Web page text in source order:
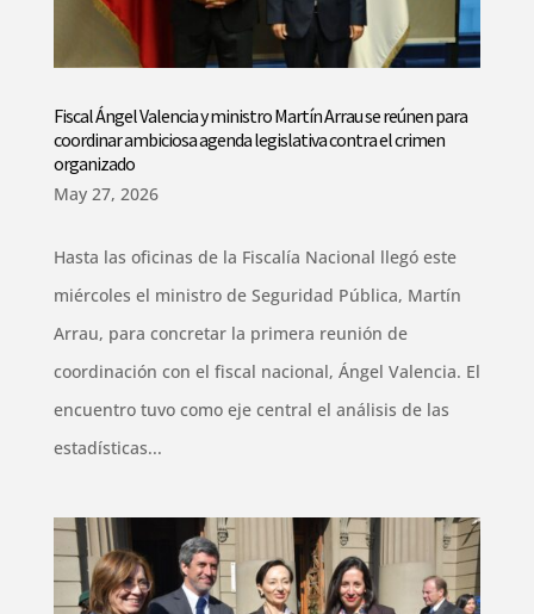
Fiscal Ángel Valencia y ministro Martín Arrau se reúnen para
coordinar ambiciosa agenda legislativa contra el crimen
organizado
May 27, 2026
Hasta las oficinas de la Fiscalía Nacional llegó este
miércoles el ministro de Seguridad Pública, Martín
Arrau, para concretar la primera reunión de
coordinación con el fiscal nacional, Ángel Valencia. El
encuentro tuvo como eje central el análisis de las
estadísticas...